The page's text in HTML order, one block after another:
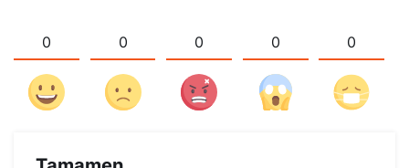
0 0 0 0 0